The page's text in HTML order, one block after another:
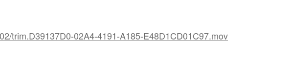
trim.D39137D0-02A4-4191-A185-E48D1CD01C97.mov